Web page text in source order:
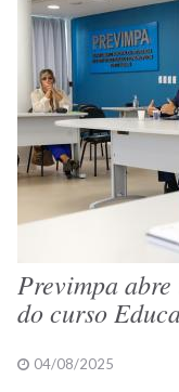
Previmpa
do curso
04/08/2025